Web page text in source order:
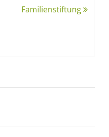
Familienstiftung